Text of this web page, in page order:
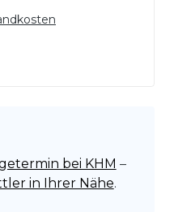
bei KHM –
in Ihrer Nähe.